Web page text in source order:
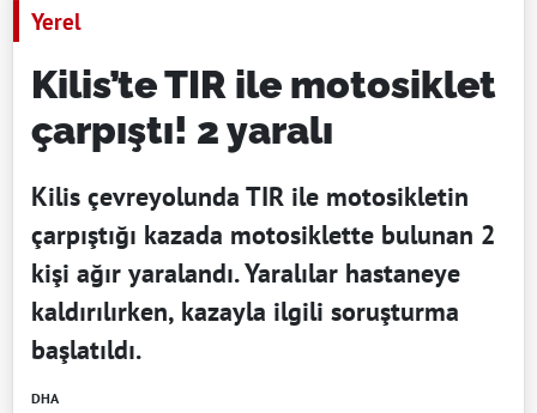
Yerel
Kilis’te TIR ile motosiklet
çarpıştı! 2 yaralı
Kilis çevreyolunda TIR ile motosikletin
çarpıştığı kazada motosiklette bulunan 2
kişi ağır yaralandı. Yaralılar hastaneye
kaldırılırken, kazayla ilgili soruşturma
başlatıldı.
DHA